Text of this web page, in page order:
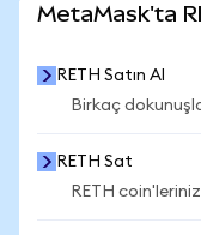
MetaMask'ta
RETH Satın Al
Birkaç
RETH Sat
RETH